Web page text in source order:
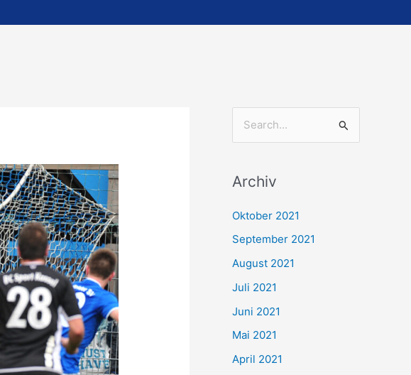
h
e
n
h
:
Archiv
Oktober 2021
September 2021
August 2021
Juli 2021
Juni 2021
Mai 2021
April 2021